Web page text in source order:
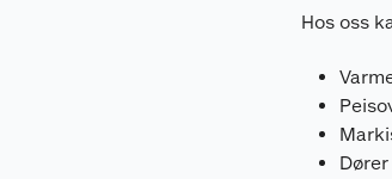
Hos oss
Dører